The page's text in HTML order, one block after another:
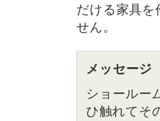
だける家具
せん。
メッセージ
ショールー
ひ触れてそ